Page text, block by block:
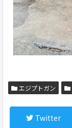
エジプトガン
Twitter